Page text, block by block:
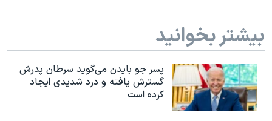
بیشتر بخوانید
پسر جو بایدن می‌گوید سرطان پدرش
گسترش یافته و درد شدیدی ایجاد
کرده است